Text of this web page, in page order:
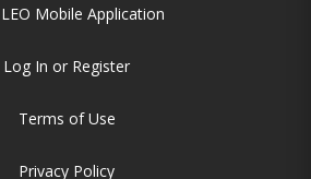
Mobile Application
Log In or Register
Terms of Use
Privacy Policy